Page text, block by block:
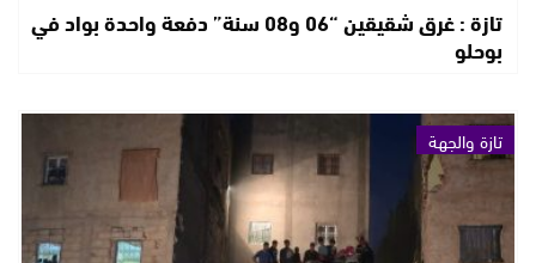
تازة : غرق شقيقين “06 و08 سنة” دفعة واحدة بواد في
بوحلو
تازة والجهة